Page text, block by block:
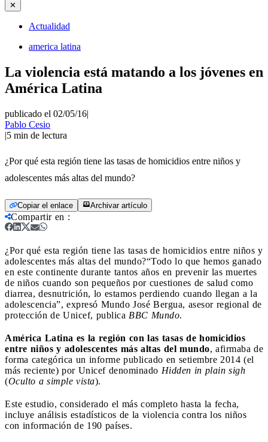
✕
Actualidad
america latina
La violencia está matando a los jóvenes en
América Latina
publicado el 02/05/16|
Pablo Cesio
|5 min de lectura
¿Por qué esta región tiene las tasas de homicidios entre niños y
adolescentes más altas del mundo?
Copiar el enlace Archivar artículo
Compartir en :
¿Por qué esta región tiene las tasas de homicidios entre niños y
adolescentes más altas del mundo?“Todo lo que hemos ganado
en este continente durante tantos años en prevenir las muertes
de niños cuando son pequeños por cuestiones de salud como
diarrea, desnutrición, lo estamos perdiendo cuando llegan a la
adolescencia”, expresó Mundo José Bergua, asesor regional de
protección de Unicef, publica BBC Mundo.
América Latina es la región con las tasas de homicidios
entre niños y adolescentes más altas del mundo, afirmaba de
forma categórica un informe publicado en setiembre 2014 (el
más reciente) por Unicef denominado Hidden in plain sigh
(Oculto a simple vista).
Este estudio, considerado el más completo hasta la fecha,
incluye análisis estadísticos de la violencia contra los niños
con información de 190 países.